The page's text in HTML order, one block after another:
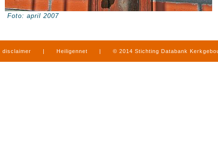
Foto: april 2007
disclaimer | Heiligennet | © 2014 Stichting Databank